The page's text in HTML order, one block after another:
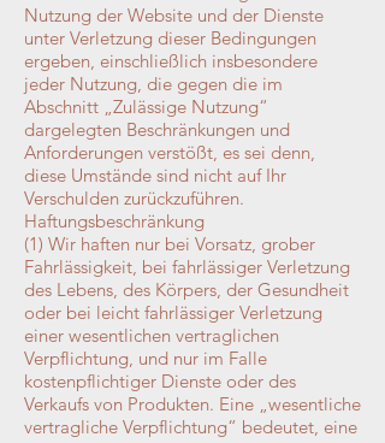
Nutzung der Website und der Dienste
unter Verletzung dieser Bedingungen
ergeben, einschließlich insbesondere
jeder Nutzung, die gegen die im
Abschnitt „Zulässige Nutzung“
dargelegten Beschränkungen und
Anforderungen verstößt, es sei denn,
diese Umstände sind nicht auf Ihr
Verschulden zurückzuführen.
Haftungsbeschränkung
(1) Wir haften nur bei Vorsatz, grober
Fahrlässigkeit, bei fahrlässiger Verletzung
des Lebens, des Körpers, der Gesundheit
oder bei leicht fahrlässiger Verletzung
einer wesentlichen vertraglichen
Verpflichtung, und nur im Falle
kostenpflichtiger Dienste oder des
Verkaufs von Produkten. Eine „wesentliche
vertragliche Verpflichtung“ bedeutet, eine